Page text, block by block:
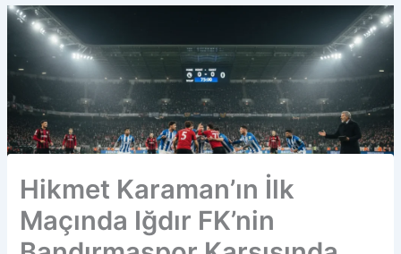
Hikmet Karaman’ın İlk
Maçında Iğdır FK’nin